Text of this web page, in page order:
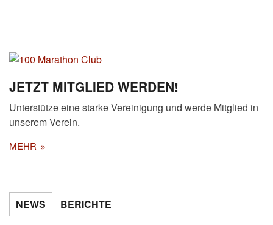
JETZT MITGLIED WERDEN!
Unterstütze eine starke Vereinigung und werde Mitglied in
unserem Verein.
MEHR
NEWS BERICHTE